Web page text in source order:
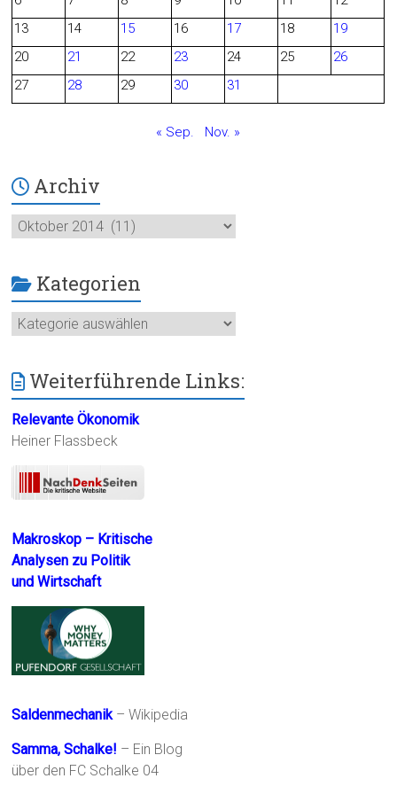
o
13
14 15 16 17 18
19
20
21 22 23 24 25
26
27
28 29 30 31
« Sep. Nov. »
Archiv
Archiv
Kategorien
Kategorien
Weiterführende Links:
Relevante Ökonomik
Heiner Flassbeck
Makroskop – Kritische
Analysen zu Politik
und Wirtschaft
Saldenmechanik– Wikipedia
Samma, Schalke! – Ein Blog
über den FC Schalke 04